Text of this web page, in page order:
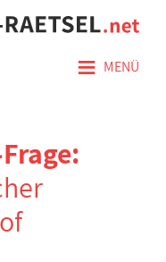
≡ MENÜ